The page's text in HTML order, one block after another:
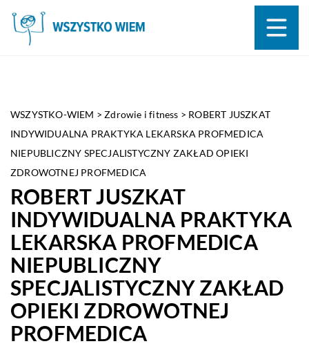
WSZYSTKO-WIEM >Zdrowie i fitness > ROBERT JUSZKAT
INDYWIDUALNA PRAKTYKA LEKARSKA PROFMEDICA
NIEPUBLICZNY SPECJALISTYCZNY ZAKŁAD OPIEKI
ZDROWOTNEJ PROFMEDICA
ROBERT JUSZKAT
INDYWIDUALNA PRAKTYKA
LEKARSKA PROFMEDICA
NIEPUBLICZNY
SPECJALISTYCZNY ZAKŁAD
OPIEKI ZDROWOTNEJ
PROFMEDICA